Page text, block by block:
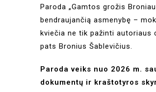
Paroda „Gamtos grožis
bendraujančią asmenybę –
kviečia ne tik pažinti autoriaus
pats Bronius Šablevičius.
Paroda veiks nuo 2026 m.
dokumentų ir kraštotyros